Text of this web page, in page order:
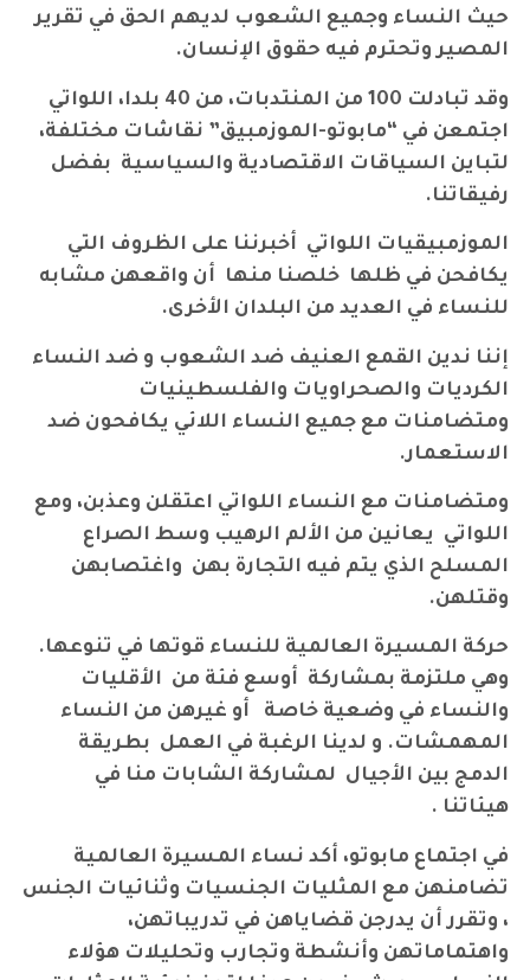
حيث النساء وجميع الشعوب لديهم الحق في تقرير
المصير وتحترم فيه حقوق الإنسان.
وقد تبادلت 100 من المنتدبات، من 40 بلدا، اللواتي
اجتمعن في “مابوتو-الموزمبيق” نقاشات مختلفة،
لتباين السياقات الاقتصادية والسياسية بفضل
رفيقاتنا.
الموزمبيقيات اللواتي أخبرننا على الظروف التي
يكافحن في ظلها خلصنا منها أن واقعهن مشابه
للنساء في العديد من البلدان الأخرى.
إننا ندين القمع العنيف ضد الشعوب و ضد النساء
الكرديات والصحراويات والفلسطينيات
ومتضامنات مع جميع النساء اللائي يكافحون ضد
الاستعمار.
ومتضامنات مع النساء اللواتي اعتقلن وعذبن، ومع
اللواتي يعانين من الألم الرهيب وسط الصراع
المسلح الذي يتم فيه التجارة بهن واغتصابهن
وقتلهن.
حركة المسيرة العالمية للنساء قوتها في تنوعها.
وهي ملتزمة بمشاركة أوسع فئة من الأقليات
والنساء في وضعية خاصة أو غيرهن من النساء
المهمشات. و لدينا الرغبة في العمل بطريقة
الدمج بين الأجيال لمشاركة الشابات منا في
هيئاتنا .
في اجتماع مابوتو، أكد نساء المسيرة العالمية
تضامنهن مع المثليات الجنسيات وثنائيات الجنس
، وتقرر أن يدرجن قضاياهن في تدريباتهن،
واهتماماتهن وأنشطة وتجارب وتحليلات هؤلاء